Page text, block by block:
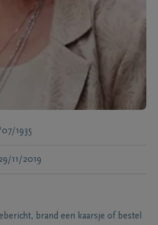
1935
11/2019
brand een kaarsje of bestel